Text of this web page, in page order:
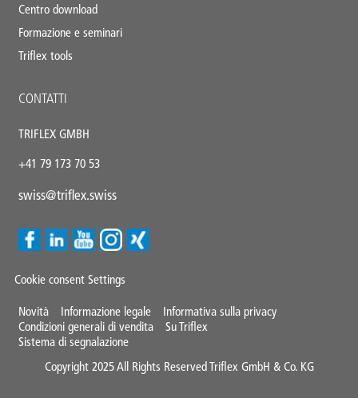
Centro download
Formazione e seminari
Triflex tools
CONTATTI
TRIFLEX GMBH
+41 79 173 70 53
swiss@triflex.swiss
Cookie consent Settings
Mini
Footer
Novità Informazione legale
Informativa sulla privacy
Condizioni generali di vendita
Su Triflex
Sistema di segnalazione
Copyright 2025 All Rights Reserved Triflex GmbH & Co. KG